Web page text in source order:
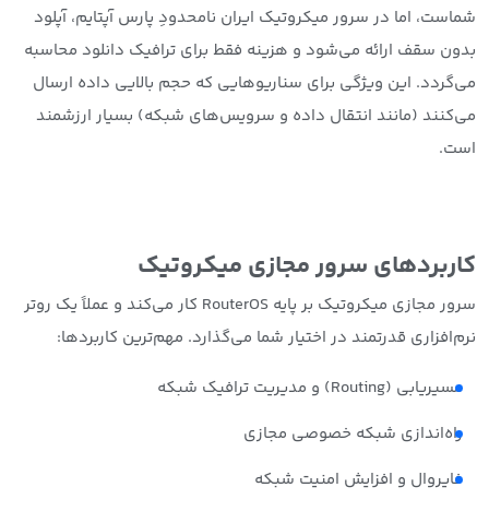
شماست، اما در سرور میکروتیک ایران نامحدودِ پارس آپتایم، آپلود
بدون سقف ارائه می‌شود و هزینه فقط برای ترافیک دانلود محاسبه
می‌گردد. این ویژگی برای سناریوهایی که حجم بالایی داده ارسال
می‌کنند (مانند انتقال داده و سرویس‌های شبکه) بسیار ارزشمند
است.
کاربردهای سرور مجازی میکروتیک
سرور مجازی میکروتیک بر پایه RouterOS کار می‌کند و عملاً یک روتر
نرم‌افزاری قدرتمند در اختیار شما می‌گذارد. مهم‌ترین کاربردها:
مسیریابی (Routing) و مدیریت ترافیک شبکه
راه‌اندازی شبکه خصوصی مجازی
فایروال و افزایش امنیت شبکه